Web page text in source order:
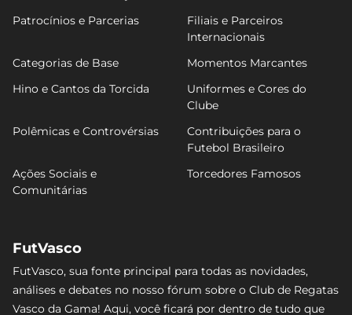
Patrocínios e Parcerias
Filiais e Parceiros
Internacionais
Categorias de Base
Momentos Marcantes
Hino e Cantos da Torcida
Uniformes e Cores do
Clube
Polêmicas e Controvérsias
Contribuições para o
Futebol Brasileiro
Ações Sociais e
Comunitárias
Torcedores Famosos
FutVasco
FutVasco, sua fonte principal para todas as novidades,
análises e debates no nosso fórum sobre o Club de Regatas
Vasco da Gama! Aqui, você ficará por dentro de tudo que